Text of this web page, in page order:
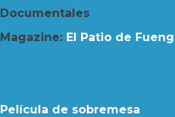
Documentales
Magazine: El Patio de
Película de sobremesa